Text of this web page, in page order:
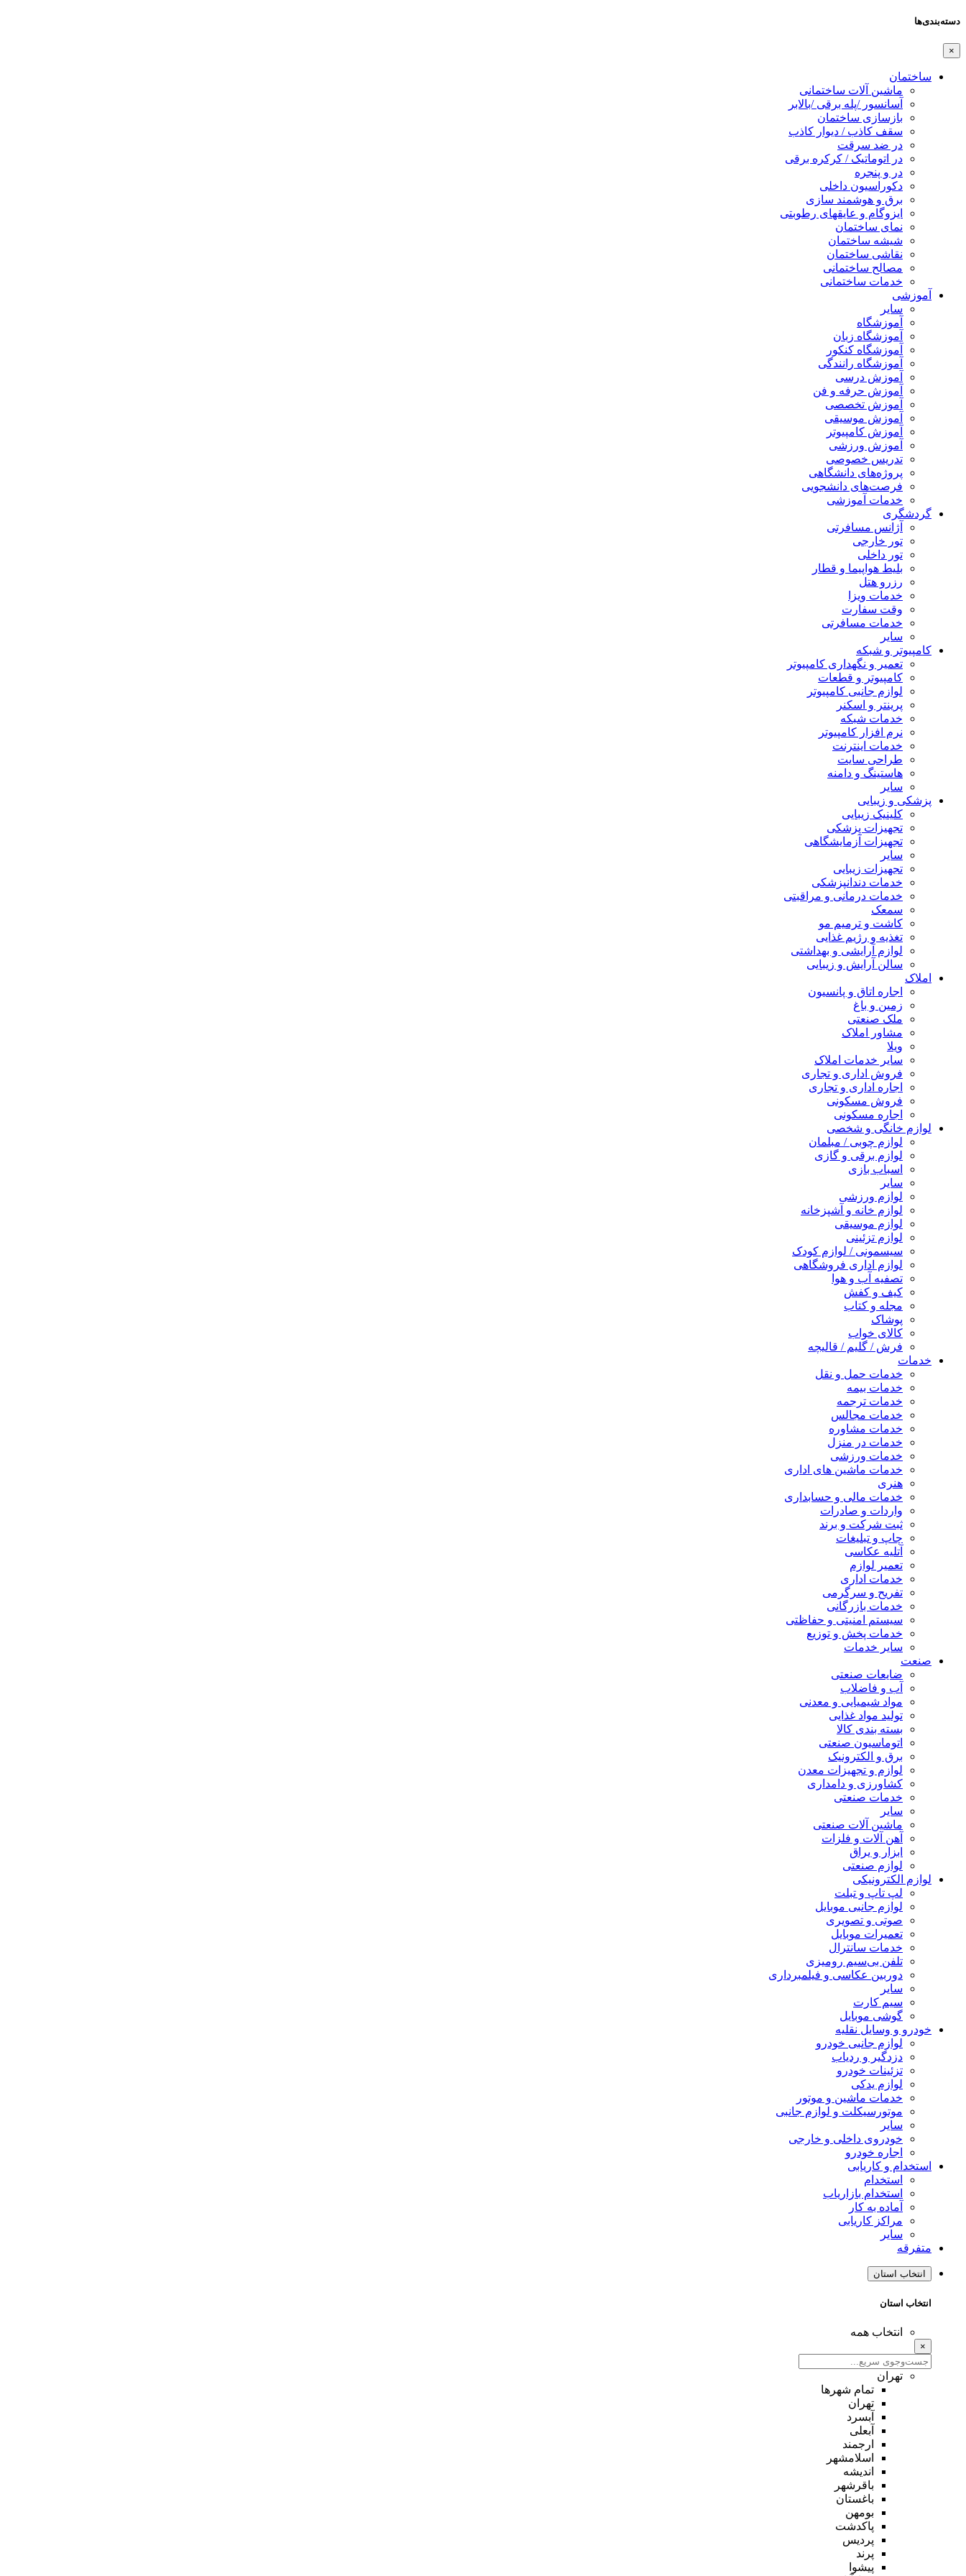
دسته‌بندی‌ها
×
ساختمان
ماشین آلات ساختمانی
آسانسور /پله برقی /بالابر
بازسازی ساختمان
سقف کاذب / دیوار کاذب
در ضد سرقت
در اتوماتیک / کرکره برقی
در و پنجره
دکوراسیون داخلی
برق و هوشمند سازی
ایزوگام و عایقهای رطوبتی
نمای ساختمان
شیشه ساختمان
نقاشی ساختمان
مصالح ساختمانی
خدمات ساختمانی
آموزشی
سایر
آموزشگاه
آموزشگاه زبان
آموزشگاه کنکور
آموزشگاه رانندگی
آموزش درسی
آموزش حرفه و فن
آموزش تخصصی
آموزش موسیقی
آموزش کامپیوتر
آموزش ورزشی
تدریس خصوصی
پروژه‌های دانشگاهی
فرصت‌های دانشجویی
خدمات آموزشی
گردشگری
آژانس مسافرتی
تور خارجی
تور داخلی
بلیط هواپیما و قطار
رزرو هتل
خدمات ویزا
وقت سفارت
خدمات مسافرتی
سایر
کامپیوتر و شبکه
تعمیر و نگهداری کامپیوتر
کامپیوتر و قطعات
لوازم جانبی کامپیوتر
پرینتر و اسکنر
خدمات شبکه
نرم افزار کامپیوتر
خدمات اینترنت
طراحی سایت
هاستینگ و دامنه
سایر
پزشکی و زیبایی
کلینیک زیبایی
تجهیزات پزشکی
تجهیزات آزمایشگاهی
سایر
تجهیزات زیبایی
خدمات دندانپزشکی
خدمات درمانی و مراقبتی
سمعک
کاشت و ترمیم مو
تغذیه و رژیم غذایی
لوازم آرایشی و بهداشتی
سالن آرایش و زیبایی
املاک
اجاره اتاق و پانسیون
زمین و باغ
ملک صنعتی
مشاور املاک
ویلا
سایر خدمات املاک
فروش اداری و تجاری
اجاره اداری و تجاری
فروش مسکونی
اجاره مسکونی
لوازم خانگی و شخصی
لوازم چوبی / مبلمان
لوازم برقی و گازی
اسباب بازی
سایر
لوازم ورزشی
لوازم خانه و آشپزخانه
لوازم موسیقی
لوازم تزئینی
سیسمونی / لوازم کودک
لوازم اداری فروشگاهی
تصفیه آب و هوا
کیف و کفش
مجله و کتاب
پوشاک
کالای خواب
فرش / گلیم / قالیچه
خدمات
خدمات حمل و نقل
خدمات بیمه
خدمات ترجمه
خدمات مجالس
خدمات مشاوره
خدمات در منزل
خدمات ورزشی
خدمات ماشین های اداری
هنری
خدمات مالی و حسابداری
واردات و صادرات
ثبت شرکت و برند
چاپ و تبلیغات
آتلیه عکاسی
تعمیر لوازم
خدمات اداری
تفریح و سرگرمی
خدمات بازرگانی
سیستم امنیتی و حفاظتی
خدمات پخش و توزیع
سایر خدمات
صنعت
ضایعات صنعتی
آب و فاضلاب
مواد شیمیایی و معدنی
تولید مواد غذایی
بسته بندی کالا
اتوماسیون صنعتی
برق و الکترونیک
لوازم و تجهیزات معدن
کشاورزی و دامداری
خدمات صنعتی
سایر
ماشین آلات صنعتی
آهن آلات و فلزات
ابزار و یراق
لوازم صنعتی
لوازم الکترونیکی
لپ تاپ و تبلت
لوازم جانبی موبایل
صوتی و تصویری
تعمیرات موبایل
خدمات سانترال
تلفن بی‌سیم رومیزی
دوربین عکاسی و فیلمبرداری
سایر
سیم کارت
گوشی موبایل
خودرو و وسایل نقلیه
لوازم جانبی خودرو
دزدگیر و ردیاب
تزئینات خودرو
لوازم یدکی
خدمات ماشین و موتور
موتورسیکلت و لوازم جانبی
سایر
خودروی داخلی و خارجی
اجاره خودرو
استخدام و کاریابی
استخدام
استخدام بازاریاب
آماده به کار
مراکز کاریابی
سایر
متفرقه
انتخاب استان
انتخاب استان
انتخاب همه
×
تهران
تمام شهر‌ها
تهران
آبسرد
آبعلی
ارجمند
اسلامشهر
اندیشه
باقرشهر
باغستان
بومهن
پاکدشت
پردیس
پرند
پیشوا